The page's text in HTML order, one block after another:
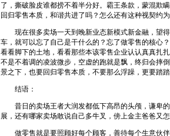
了，撕破脸皮谁都捞不着半分好。霸王条款，蒙混欺
回归零售本质，和谐共进了吗？怎么还有这种视契约
现在很多卖场一天到晚新业态新模式新金融，望得
车，就可以忘了自己是干什么的？忘了做零售的核心
看看脚下的土地，看看那些本该零售企业认认真真扎
不是不着调的凌波微步，空虚的跑就是飘，终归会摔
景之下，也要回归零售本质，不要那么浮躁，更要踏踏
结语：
昔日的卖场王者大润发都低下高昂的头颅，谦卑的
展，还有哪家卖场敢说自己多牛叉，傍上金主爸爸又
做零售就是要照顾好每个顾客，善待每个生意伙伴